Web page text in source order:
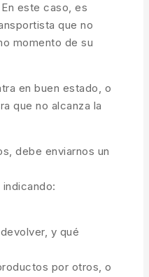
este caso, es
que no
momento de su
en buen estado, o
que no alcanza la
debe enviarnos un
indicando:
y qué
por otros, o